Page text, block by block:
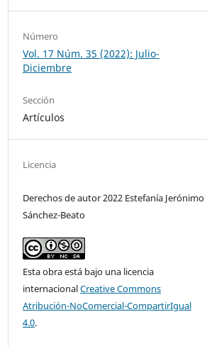
Número
Vol. 17 Núm. 35 (2022): Julio-
Diciembre
Sección
Artículos
Licencia
Derechos de autor 2022 Estefanía Jerónimo
Sánchez-Beato
Esta obra está bajo una licencia
internacionalCreative Commons
Atribución-NoComercial-CompartirIgual
4.0.